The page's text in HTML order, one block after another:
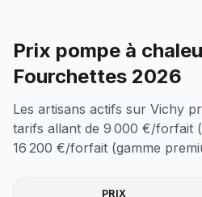
Prix pompe à
Fourchettes 2026
Les artisans actifs sur Vichy
tarifs allant de 9 000 €/forfait
16 200 €/forfait (gamme
PRIX